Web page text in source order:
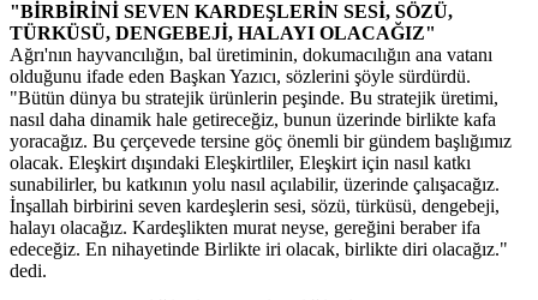
"BİRBİRİNİ SEVEN KARDEŞLERİN SESİ, SÖZÜ,
TÜRKÜSÜ, DENGEBEJİ, HALAYI OLACAĞIZ"
Ağrı'nın hayvancılığın, bal üretiminin, dokumacılığın ana vatanı
olduğunu ifade eden Başkan Yazıcı, sözlerini şöyle sürdürdü.
"Bütün dünya bu stratejik ürünlerin peşinde. Bu stratejik üretimi,
nasıl daha dinamik hale getireceğiz, bunun üzerinde birlikte kafa
yoracağız. Bu çerçevede tersine göç önemli bir gündem başlığımız
olacak. Eleşkirt dışındaki Eleşkirtliler, Eleşkirt için nasıl katkı
sunabilirler, bu katkının yolu nasıl açılabilir, üzerinde çalışacağız.
İnşallah birbirini seven kardeşlerin sesi, sözü, türküsü, dengebeji,
halayı olacağız. Kardeşlikten murat neyse, gereğini beraber ifa
edeceğiz. En nihayetinde Birlikte iri olacak, birlikte diri olacağız."
dedi.